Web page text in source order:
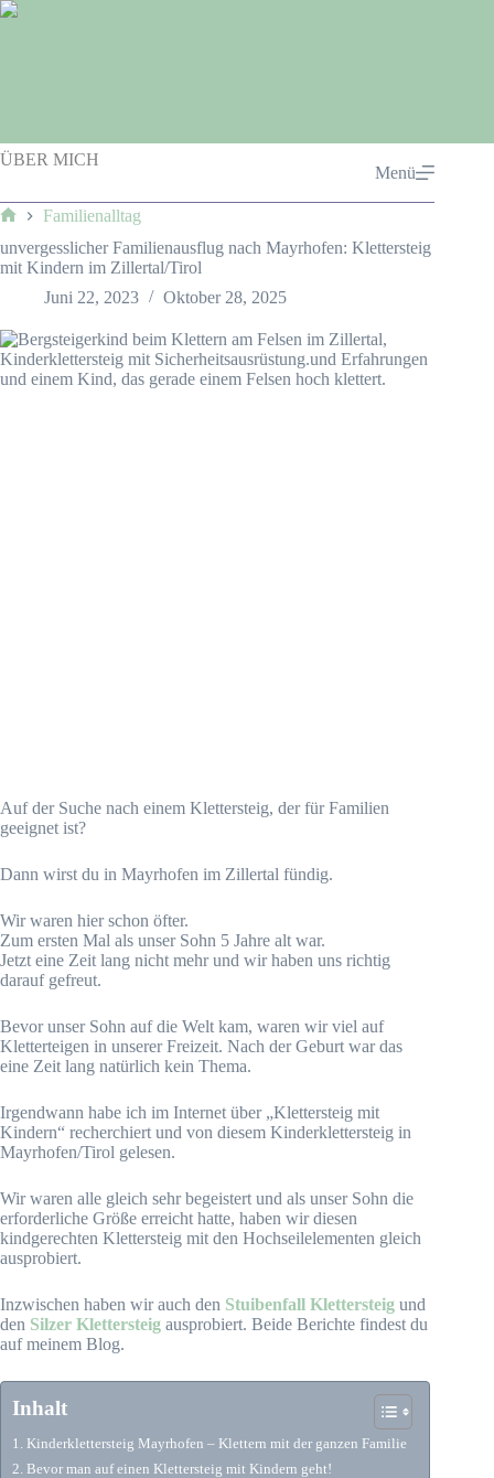
Zum
ÜBER MICH
Menü
Familienalltag
unvergesslicher Familienausflug nach Mayrhofen: Klettersteig
mit Kindern im Zillertal/Tirol
Juni 22, 2023
Oktober 28, 2025
Auf der Suche nach einem Klettersteig, der für Familien
geeignet ist?
Dann wirst du in Mayrhofen im Zillertal fündig.
Wir waren hier schon öfter.
Zum ersten Mal als unser Sohn 5 Jahre alt war.
Jetzt eine Zeit lang nicht mehr und wir haben uns richtig
darauf gefreut.
Bevor unser Sohn auf die Welt kam, waren wir viel auf
Kletterteigen in unserer Freizeit. Nach der Geburt war das
eine Zeit lang natürlich kein Thema.
Irgendwann habe ich im Internet über „Klettersteig mit
Kindern“ recherchiert und von diesem Kinderklettersteig in
Mayrhofen/Tirol gelesen.
Wir waren alle gleich sehr begeistert und als unser Sohn die
erforderliche Größe erreicht hatte, haben wir diesen
kindgerechten Klettersteig mit den Hochseilelementen gleich
ausprobiert.
Inzwischen haben wir auch den Stuibenfall Klettersteig und
den Silzer Klettersteig ausprobiert. Beide Berichte findest du
auf meinem Blog.
Inhalt
Kinderklettersteig Mayrhofen – Klettern mit der ganzen Familie
Bevor man auf einen Klettersteig mit Kindern geht!